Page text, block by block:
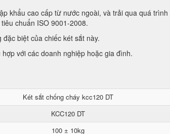
khẩu cao cấp từ nước ngoài, và trải qua quá trình
chuẩn ISO 9001-2008.
biệt của chiếc két sắt này.
với các doanh nghiệp hoặc gia đình.
Két sắt chống cháy kcc120 DT
KCC120 DT
100 ± 10kg